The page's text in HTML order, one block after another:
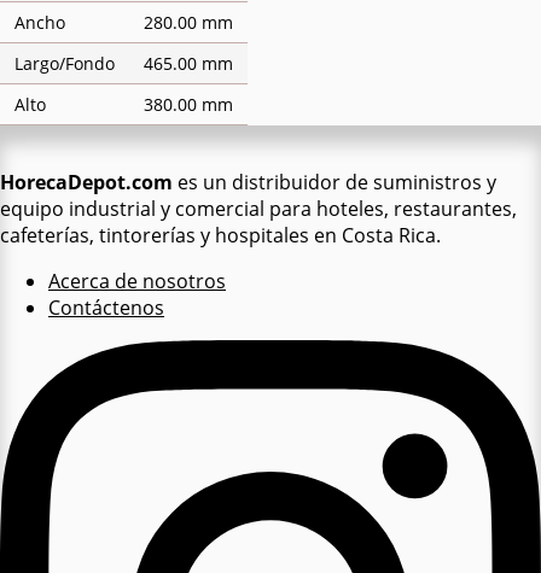
Ancho
280.00 mm
Largo/Fondo
465.00 mm
Alto
380.00 mm
HorecaDepot.com es un distribuidor de suministros y
equipo industrial y comercial para hoteles, restaurantes,
cafeterías, tintorerías y hospitales en Costa Rica.
Acerca de nosotros
Contáctenos